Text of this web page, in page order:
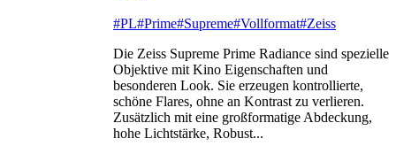
#PL#Prime#Supreme#Vollformat#Zeiss
Die Zeiss Supreme Prime Radiance sind spezielle
Objektive mit Kino Eigenschaften und
besonderen Look. Sie erzeugen kontrollierte,
schöne Flares, ohne an Kontrast zu verlieren.
Zusätzlich mit eine großformatige Abdeckung,
hohe Lichtstärke, Robust...